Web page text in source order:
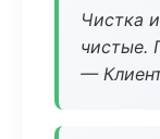
Чистка
чистые.
—